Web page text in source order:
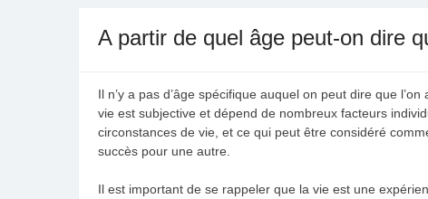
A partir de quel âge peut-on dire
Il n’y a pas d’âge spécifique auquel on peut dire que
vie est subjective et dépend de nombreux facteurs
circonstances de vie, et ce qui peut être considéré
succès pour une autre.
Il est important de se rappeler que la vie est une